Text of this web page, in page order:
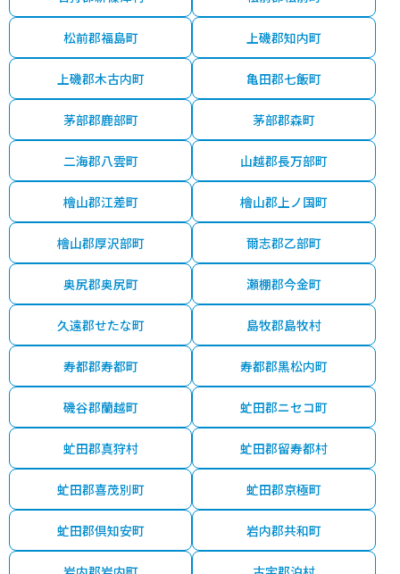
松前郡福島町 上磯郡知内町
上磯郡木古内町 亀田郡七飯町
茅部郡鹿部町 茅部郡森町
二海郡八雲町 山越郡長万部町
檜山郡江差町 檜山郡上ノ国町
檜山郡厚沢部町 爾志郡乙部町
奥尻郡奥尻町 瀬棚郡今金町
久遠郡せたな町 島牧郡島牧村
寿都郡寿都町 寿都郡黒松内町
磯谷郡蘭越町 虻田郡ニセコ町
虻田郡真狩村 虻田郡留寿都村
虻田郡喜茂別町 虻田郡京極町
虻田郡倶知安町 岩内郡共和町